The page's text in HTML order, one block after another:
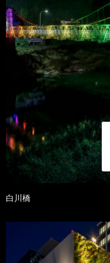
白川橋